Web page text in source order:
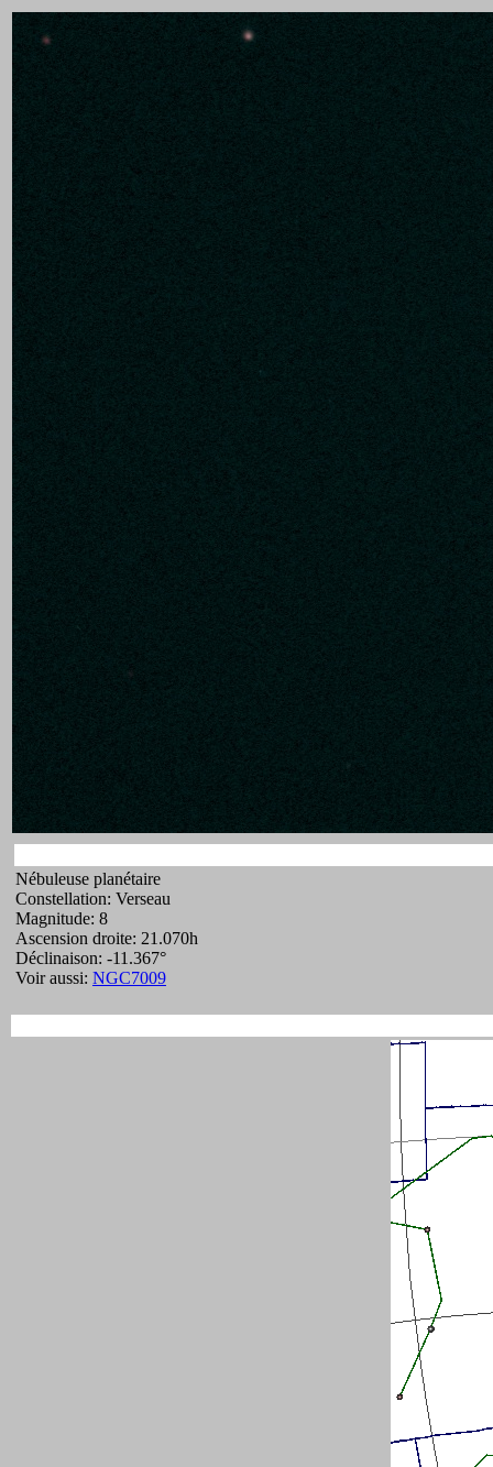
Nébuleuse planétaire
Constellation: Verseau
Magnitude: 8
Ascension droite: 21.070h
Déclinaison: -11.367°
Voir aussi: NGC7009